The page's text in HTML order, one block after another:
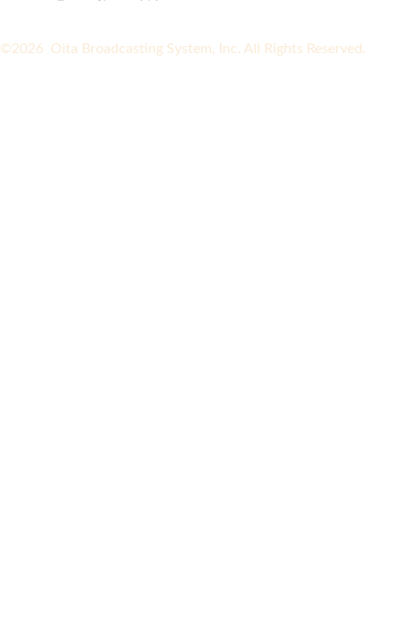
©2026 Oita Broadcasting System, Inc. All Rights Reserved.